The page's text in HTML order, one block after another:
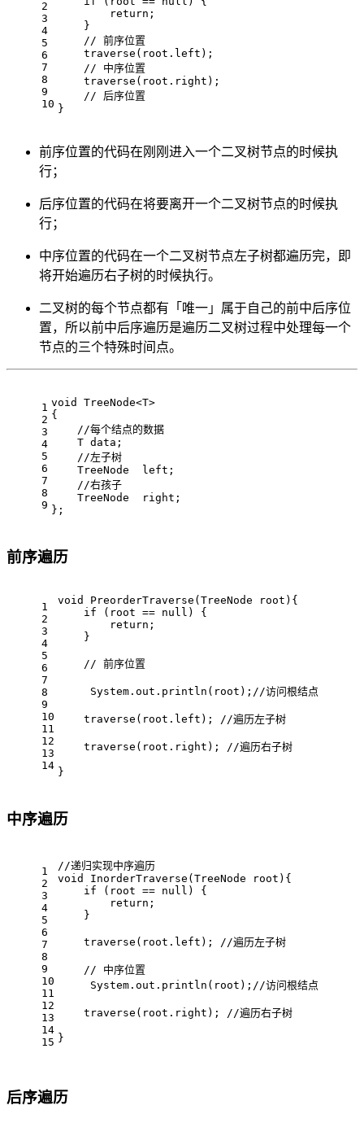
2
3
4
5
6
7
8
9
10
return ;
    }
// 前序位置
    traverse(root.left);
// 中序位置
    traverse(root.right);
// 后序位置
}
前序位置的代码在刚刚进入一个二叉树节点的时候执
行；
后序位置的代码在将要离开一个二叉树节点的时候执
行；
中序位置的代码在一个二叉树节点左子树都遍历完，即
将开始遍历右子树的时候执行。
二叉树的每个节点都有「唯一」属于自己的前中后序位
置，所以前中后序遍历是遍历二叉树过程中处理每一个
节点的三个特殊时间点。
1
2
3
4
5
6
7
8
9
void
TreeNode<T>
{
//每个结点的数据
    T data;
//左子树
    TreeNode  left;
//右孩子
    TreeNode  right;
};
前序遍历
1
2
3
4
5
6
7
8
9
10
11
12
13
14
void PreorderTraverse (TreeNode root) {
if (root == null ) {
return ;
    }
// 前序位置
     System.out.println(root);
//访问根结点
    traverse(root.left);
//遍历左子树
    traverse(root.right);
//遍历右子树
}
中序遍历
1
2
3
4
5
6
7
8
9
10
11
12
13
14
15
//递归实现中序遍历
void
InorderTraverse (TreeNode root) {
if (root == null ) {
return ;
    }
    traverse(root.left);
//遍历左子树
// 中序位置
     System.out.println(root);
//访问根结点
    traverse(root.right);
//遍历右子树
}
后序遍历